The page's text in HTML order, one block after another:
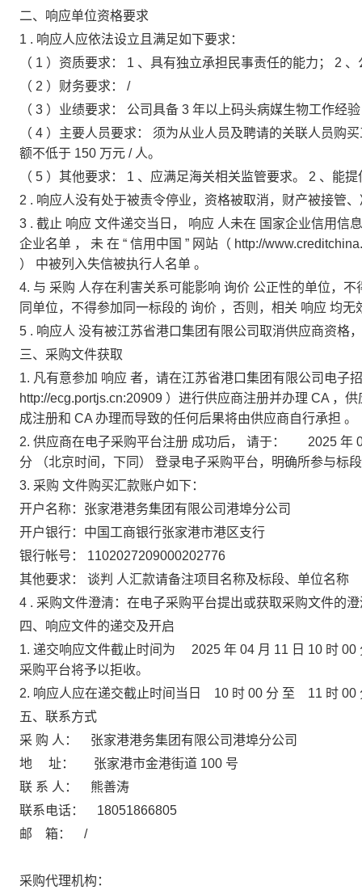
二、响应单位资格要求
1 . 响应人应依法设立且满足如下要求：
（ 1 ）资质要求： 1 、具有独立承担民事责任的能力； 2 、
（ 2 ）财务要求：
/
（ 3 ）业绩要求： 公司具备 3 年以上码头病媒生物工作经验
（ 4 ）主要人员要求： 须为从业人员及聘请的关联人员购
额不低于 150 万元 / 人。
（ 5 ）其他要求： 1 、应满足海关相关监管要求。 2 、能提
2 . 响应人没有处于被责令停业，资格被取消，财产被接管
3 . 截止 响应 文件递交当日， 响应 人未在 国家企业信用信
企业名单 ， 未 在 “ 信用中国 ” 网站（ http://
）
中被列入失信被执行人名单 。
4. 与 采购 人存在利害关系可能影响 询价 公正性的单位，不
同单位，不得参加同一标段的 询价 ，否则，相关 响应 均无
5 . 响应人 没有被江苏省港口集团有限公司取消供应商资格
三、采购文件获取
1. 凡有意参加 响应 者，请在江苏省港口集团有限公司电子
http://ecg.portjs.cn:20909 ）进行供应商注册并办理 CA ，
成注册和 CA 办理而导致的任何后果将由供应商自行承担 。
2. 供应商在电子采购平台注册 成功后， 请于： 2025 年
分
（北京时间，下同）
登录电子采购平台，明确所参与标
3. 采购 文件购买汇款账户如下：
开户名称：张家港港务集团有限公司港埠分公司
开户银行：中国工商银行张家港市港区支行
银行帐号：
1102027209000202776
其他要求：
谈判 人汇款请备注项目名称及标段、单位名称
4 . 采购文件澄清：在电子采购平台提出或获取采购文件的
四、响应文件的递交及开启
1. 递交响应文件截止时间为 2025 年 04 月 11 日 10 时 00
采购平台将予以拒收。
2. 响应人应在递交截止时间当日 10 时 00 分 至 11 时 00
五、联系方式
采 购 人：
张家港港务集团有限公司港埠分公司
地
址： 张家港市金港街道 100 号
联 系 人：
熊善涛
联系电话：
18051866805
邮 箱：
/
采购代理机构：